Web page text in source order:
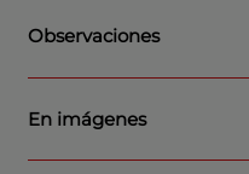
Observaciones
En imágenes